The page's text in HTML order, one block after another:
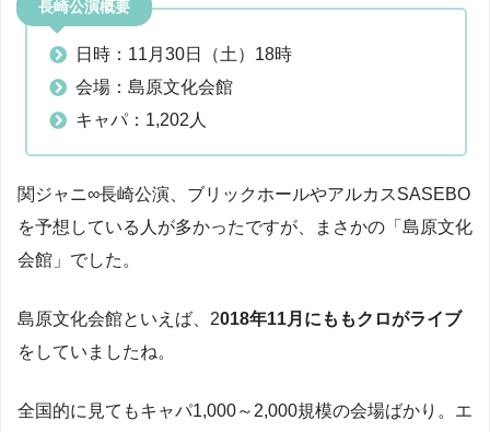
長崎公演概要
日時：11月30日（土）18時
会場：島原文化会館
キャパ：1,202人
関ジャニ∞長崎公演、ブリックホールやアルカスSASEBO
を予想している人が多かったですが、まさかの「島原文化
会館」でした。
島原文化会館といえば、2018年11月にももクロがライブ
をしていましたね。
全国的に見てもキャパ1,000～2,000規模の会場ばかり。エ